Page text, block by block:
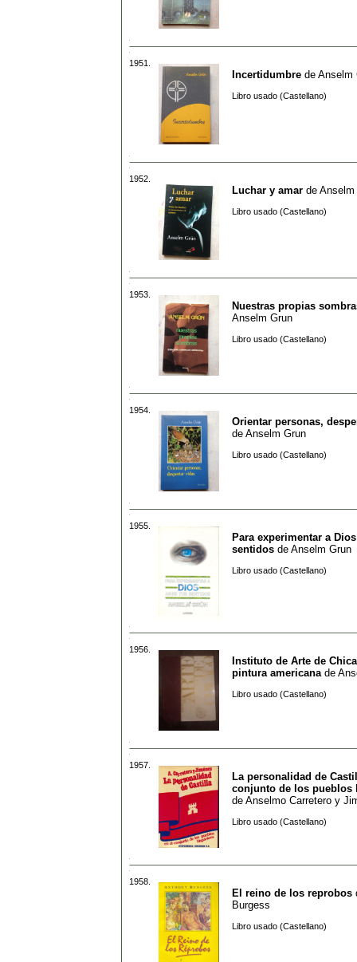
1951.
Incertidumbre de Anselm
Libro usado (Castellano)
1952.
Luchar y amar de Anselm
Libro usado (Castellano)
1953.
Nuestras propias
Anselm Grun
Libro usado (Castellano)
1954.
Orientar personas,
de Anselm Grun
Libro usado (Castellano)
1955.
Para experimentar a
sentidos de Anselm Grun
Libro usado (Castellano)
1956.
Instituto de Arte de
pintura americana de
Libro usado (Castellano)
1957.
La personalidad de
conjunto de los pueblos
de Anselmo Carretero y
Libro usado (Castellano)
1958.
El reino de los reprobos
Burgess
Libro usado (Castellano)